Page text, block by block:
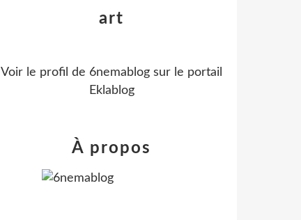
art
Voir le profil de 6nemablog sur le portail
Eklablog
À propos